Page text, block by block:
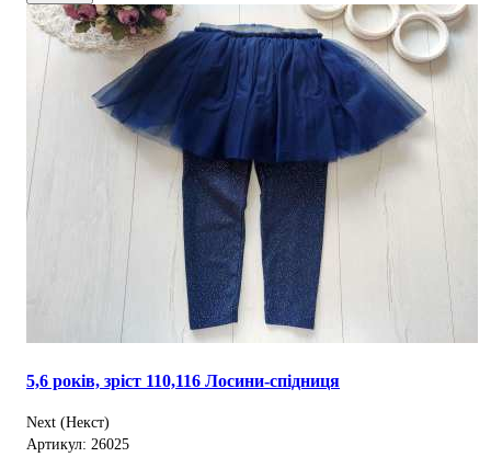
5,6 років, зріст 110,116 Лосини-спідниця
Next (Некст)
Артикул: 26025